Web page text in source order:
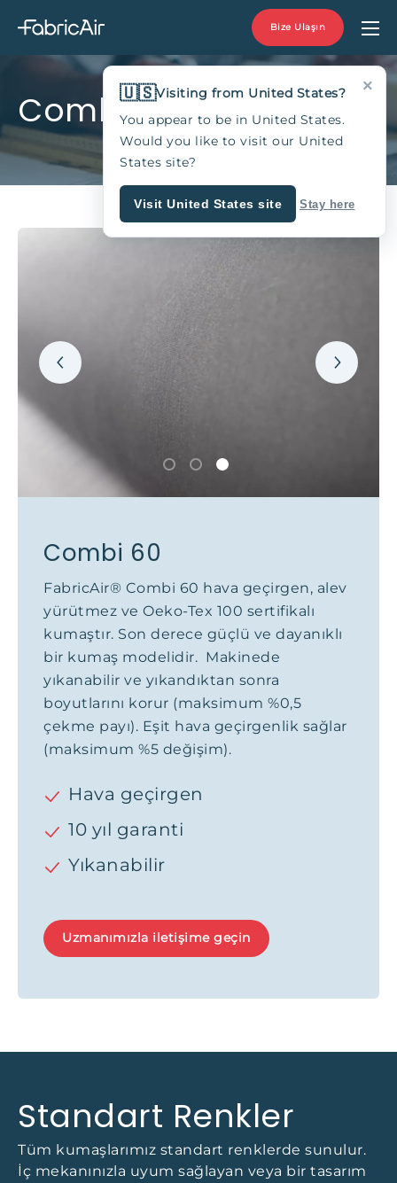
Bize Ulaşın
Combi 60
Combi 60
FabricAir® Combi 60 hava geçirgen, alev
yürütmez ve Oeko-Tex 100 sertifikalı
kumaştır. Son derece güçlü ve dayanıklı
bir kumaş modelidir. Makinede
yıkanabilir ve yıkandıktan sonra
boyutlarını korur (maksimum %0,5
çekme payı). Eşit hava geçirgenlik sağlar
(maksimum %5 değişim).
Hava geçirgen
10 yıl garanti
Yıkanabilir
Uzmanımızla iletişime geçin
Standart Renkler
Tüm kumaşlarımız standart renklerde sunulur.
İç mekanınızla uyum sağlayan veya bir tasarım
×
🇺🇸Visiting from United States?
You appear to be in United States.
Would you like to visit our United
States site?
Visit United States site Stay here